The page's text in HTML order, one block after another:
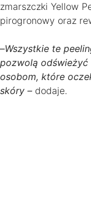
zmarszczki Yellow
pirogronowy oraz
–Wszystkie te
pozwolą
osobom, które
skóry – dodaje.